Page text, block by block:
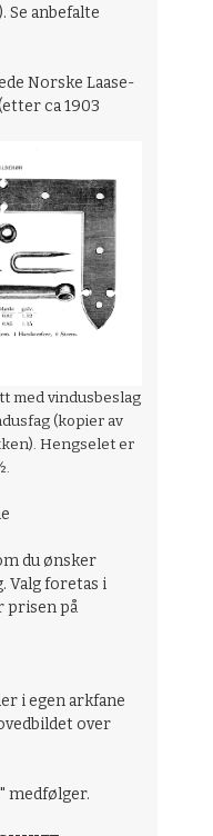
Se anbefalte
Norske Laase-
ca 1903
med vindusbeslag
(kopier av
Hengselet er
du ønsker
Valg foretas i
prisen på
i egen arkfane
over
medfølger.